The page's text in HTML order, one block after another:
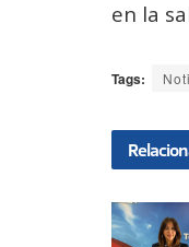
en la
Tags: